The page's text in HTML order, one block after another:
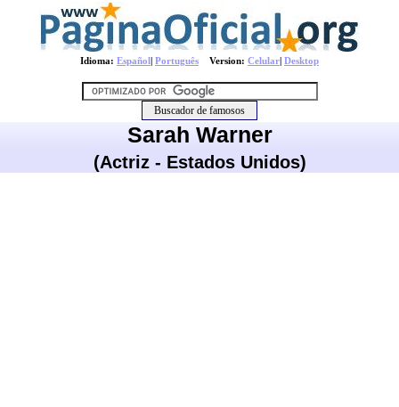
Idioma: Español| Português Version: Celular| Desktop
Sarah Warner
(Actriz - Estados Unidos)